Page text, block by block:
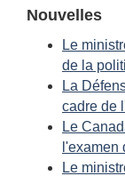
Nouvelles
Le
de la
La
cadre de
Le
l'examen
Le